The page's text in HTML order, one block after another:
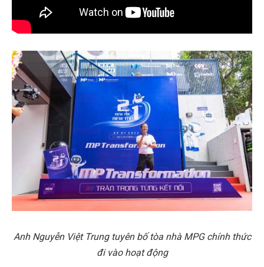
Anh Nguyễn Việt Trung tuyên bố tòa nhà MPG chính thức
đi vào hoạt động